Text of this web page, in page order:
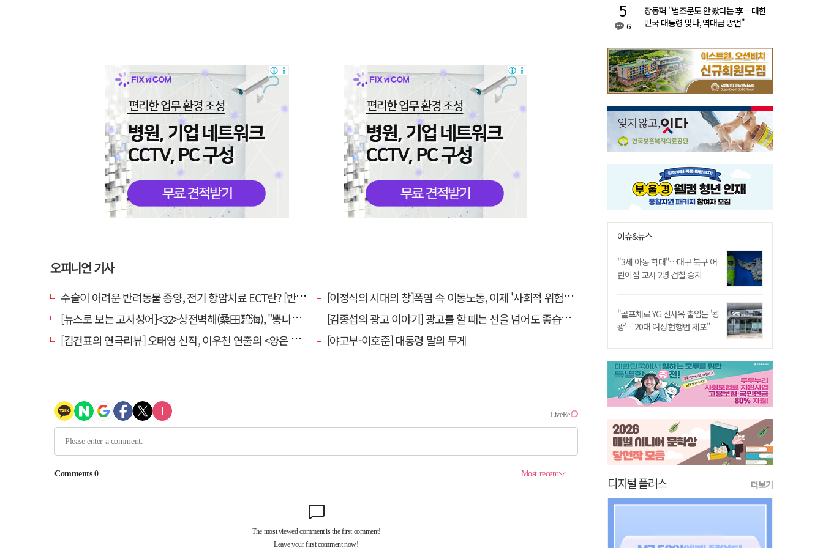
오피니언 기사
수술이 어려운 반려동물 종양, 전기 항암치료 ECT란? [반려동물 건강톡톡]
[이정식의 시대의 창]폭염 속 이동노동, 이제 '사회적 위험 관리'로 전환할 때
[뉴스로 보는 고사성어]<32>상전벽해(桑田碧海), "뽕나무밭이 푸른 바다가 되었다."
[김종섭의 광고 이야기] 광고를 할 때는 선을 넘어도 좋습니다.
[김건표의 연극리뷰] 오태영 신작, 이우천 연출의 <양은 양순하다>"국민을 온순한 양으로 길들이는 전체주의적 정치의 알레고리"
[야고부-이호준] 대통령 말의 무게
6
장동혁 "법조문도 안 봤다는 李…대한
민국 대통령 맞나, 역대급 망언"
이슈&뉴스
"3세 아동 학대"…대구 북구 어
린이집 교사 2명 검찰 송치
"골프채로 YG 신사옥 출입문 '쾅
쾅'…20대 여성 현행범 체포"
디지털 플러스 더보기